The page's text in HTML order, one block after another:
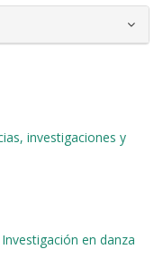
investigaciones y
en danza